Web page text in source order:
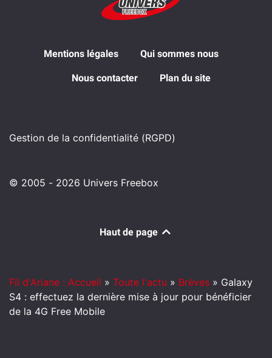
Mentions légales Qui sommes nous
Nous contacter Plan du site
Gestion de la confidentialité (RGPD)
© 2005 - 2026 Univers Freebox
Haut de page
Fil d'Ariane : Accueil » Toute l'actu » Brèves » Galaxy
S4 : effectuez la dernière mise à jour pour bénéficier
de la 4G Free Mobile